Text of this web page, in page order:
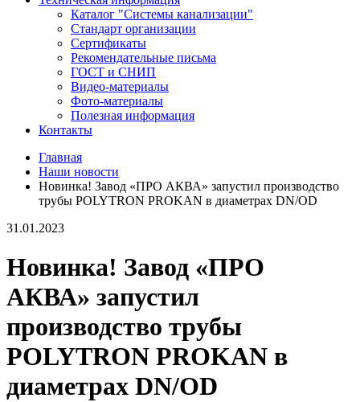
Каталог "Системы канализации"
Стандарт организации
Сертификаты
Рекомендательные письма
ГОСТ и СНИП
Видео-материалы
Фото-материалы
Полезная информация
Контакты
Главная
Наши новости
Новинка! Завод «ПРО АКВА» запустил производство
трубы POLYТRON PROKAN в диаметрах DN/OD
31.01.2023
Новинка! Завод «ПРО
АКВА» запустил
производство трубы
POLYТRON PROKAN в
диаметрах DN/OD